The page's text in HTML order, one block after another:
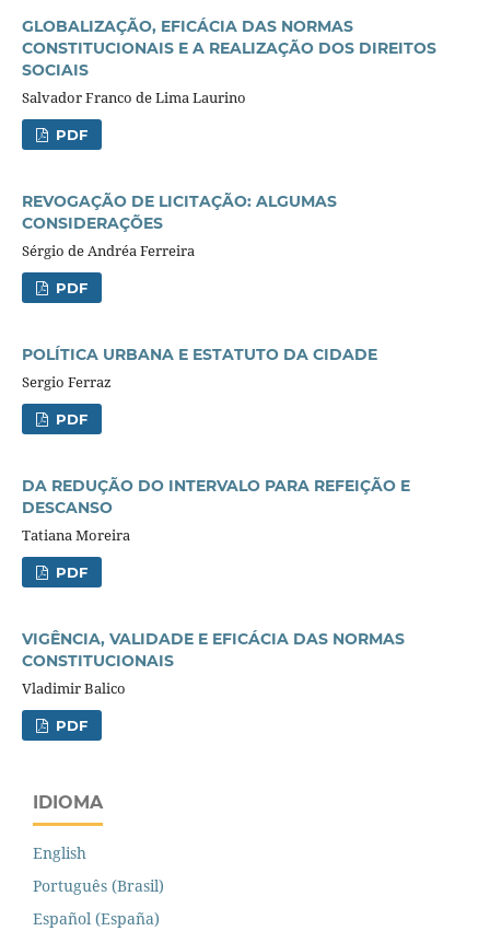
GLOBALIZAÇÃO, EFICÁCIA DAS NORMAS
CONSTITUCIONAIS E A REALIZAÇÃO DOS DIREITOS
SOCIAIS
Salvador Franco de Lima Laurino
PDF
REVOGAÇÃO DE LICITAÇÃO: ALGUMAS
CONSIDERAÇÕES
Sérgio de Andréa Ferreira
PDF
POLÍTICA URBANA E ESTATUTO DA CIDADE
Sergio Ferraz
PDF
DA REDUÇÃO DO INTERVALO PARA REFEIÇÃO E
DESCANSO
Tatiana Moreira
PDF
VIGÊNCIA, VALIDADE E EFICÁCIA DAS NORMAS
CONSTITUCIONAIS
Vladimir Balico
PDF
IDIOMA
English
Português (Brasil)
Español (España)